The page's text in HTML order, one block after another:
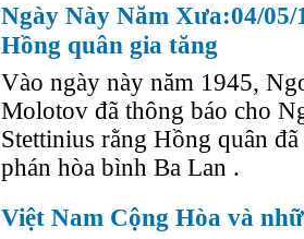
Ngày Này Năm Xưa:04/
Hồng quân gia tăng
Vào ngày này năm 1945,
Molotov đã thông báo cho
Stettinius rằng Hồng quân
phán hòa bình Ba Lan .
Việt Nam Cộng Hòa và